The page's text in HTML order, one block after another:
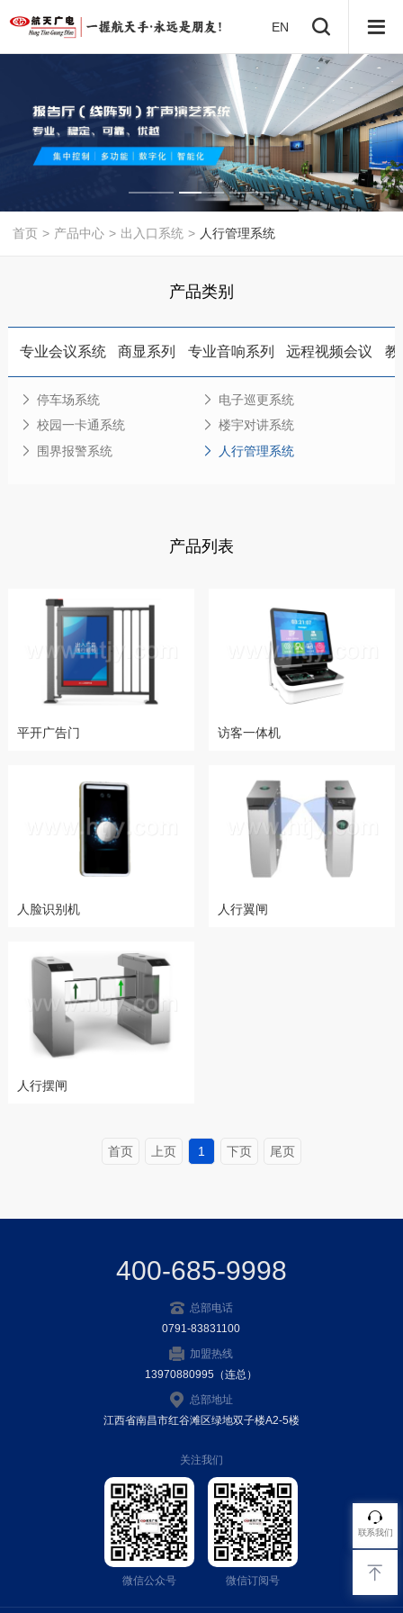
EN
首页 > 产品中心 > 出入口系统 > 人行管理系统
产品类别
专业会议系统 商显系列 专业音响系列 远程视频会议 教
停车场系统
电子巡更系统
校园一卡通系统
楼宇对讲系统
围界报警系统
人行管理系统
产品列表
平开广告门 访客一体机
人脸识别机 人行翼闸
人行摆闸
首页 上页 1 下页 尾页
400-685-9998
总部电话
0791-83831100
加盟热线
13970880995（连总）
总部地址
江西省南昌市红谷滩区绿地双子楼A2-5楼
关注我们
微信公众号 微信订阅号
联系我们